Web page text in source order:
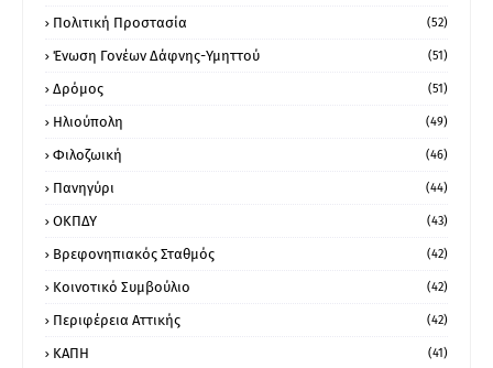
Πολιτική Προστασία (52)
Ένωση Γονέων Δάφνης-Υμηττού (51)
Δρόμος (51)
Ηλιούπολη (49)
Φιλοζωική (46)
Πανηγύρι (44)
ΟΚΠΔΥ (43)
Βρεφονηπιακός Σταθμός (42)
Κοινοτικό Συμβούλιο (42)
Περιφέρεια Αττικής (42)
ΚΑΠΗ (41)